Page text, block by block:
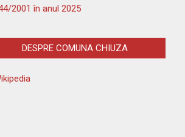
2001 în anul 2025
DESPRE COMUNA CHIUZA